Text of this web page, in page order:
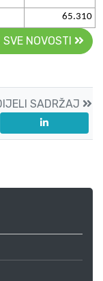
65.310
NOVOSTI
SADRŽAJ